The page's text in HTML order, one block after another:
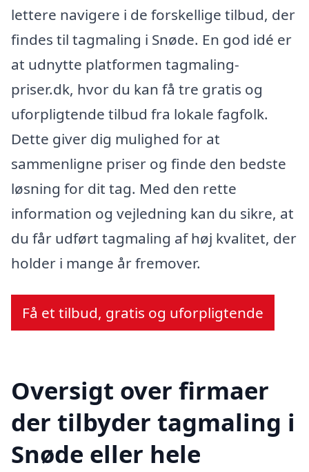
lettere navigere i de forskellige tilbud, der
findes til tagmaling i Snøde. En god idé er
at udnytte platformen tagmaling-
priser.dk, hvor du kan få tre gratis og
uforpligtende tilbud fra lokale fagfolk.
Dette giver dig mulighed for at
sammenligne priser og finde den bedste
løsning for dit tag. Med den rette
information og vejledning kan du sikre, at
du får udført tagmaling af høj kvalitet, der
holder i mange år fremover.
Få et tilbud, gratis og uforpligtende
Oversigt over firmaer
der tilbyder tagmaling i
Snøde eller hele